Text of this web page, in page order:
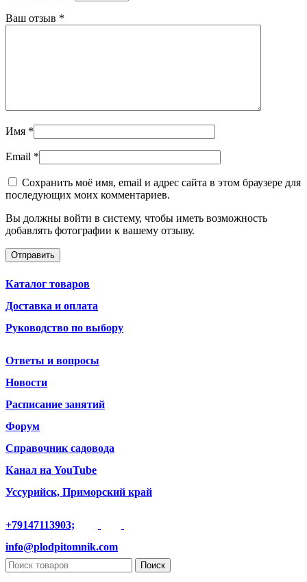
Ваш отзыв *
Имя *
Email *
Сохранить моё имя, email и адрес сайта в этом браузере для
последующих моих комментариев.
Вы должны войти в систему, чтобы иметь возможность
добавлять фотографии к вашему отзыву.
Каталог товаров
Доставка и оплата
Руководство по выбору
Ответы и вопросы
Новости
Расписание занятий
Форум
Справочник садовода
Канал на YouTube
Уссурийск, Приморский край
+79147113903;
info@plodpitomnik.com
Поиск